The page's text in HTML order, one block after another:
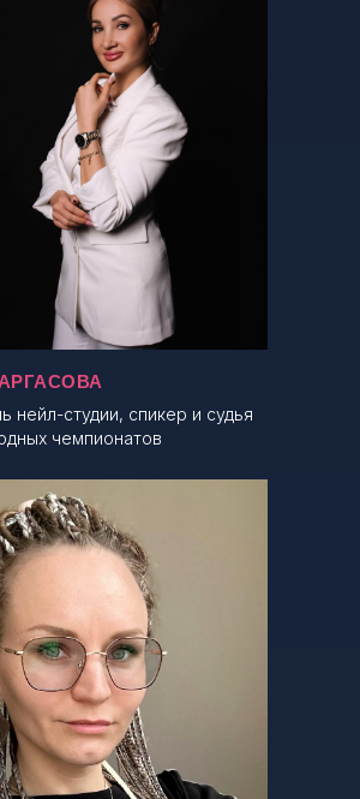
нейл-студии, спикер и судья
чемпионатов